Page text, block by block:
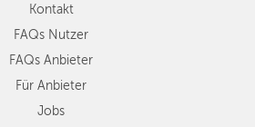
Kontakt
FAQs Nutzer
FAQs Anbieter
Für Anbieter
Jobs